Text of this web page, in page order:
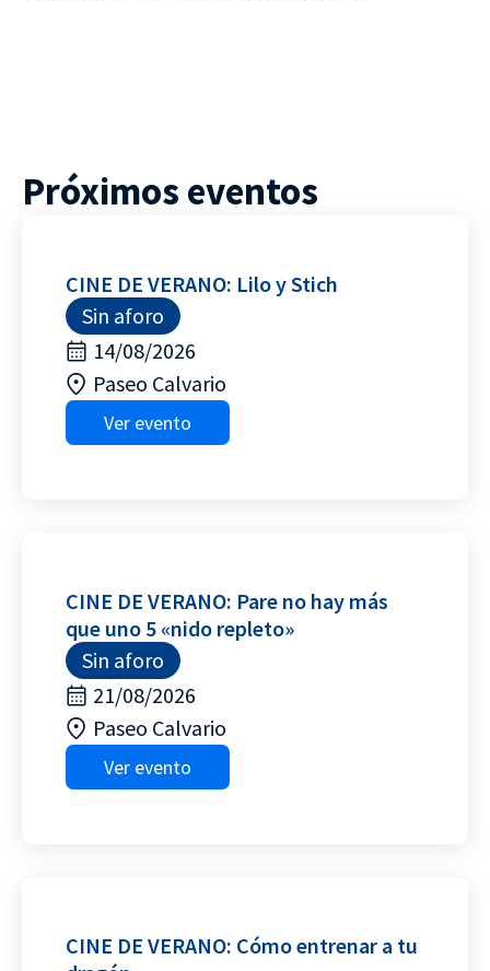
Próximos eventos
CINE DE VERANO: Lilo y Stich
Sin aforo
14/08/2026
Paseo Calvario
Ver evento
CINE DE VERANO: Pare no hay más
que uno 5 «nido repleto»
Sin aforo
21/08/2026
Paseo Calvario
Ver evento
CINE DE VERANO: Cómo entrenar a tu